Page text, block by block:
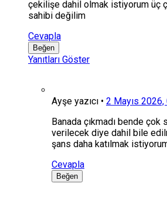
çekilişe dahil olmak istiyorum üç
sahibi değilim
Cevapla
Beğen
Yanıtları Göster
Ayşe yazıcı • 2 Mayıs 2026,
Banada çıkmadı bende çok
verilecek diye dahil bile
şans daha katılmak
Cevapla
Beğen